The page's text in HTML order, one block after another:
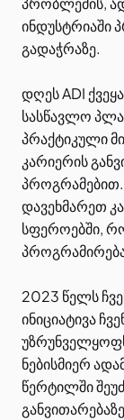
ინდუსტრიაში
გადაჭრაზე.
დღეს ADI
სასწავლო
პრაქტიკული
კარიერის
პროგრამებით.
დავეხმარეთ
სფეროებში,
2023 წელს
ინიციატივა
ნებისმიერ
წერტილში